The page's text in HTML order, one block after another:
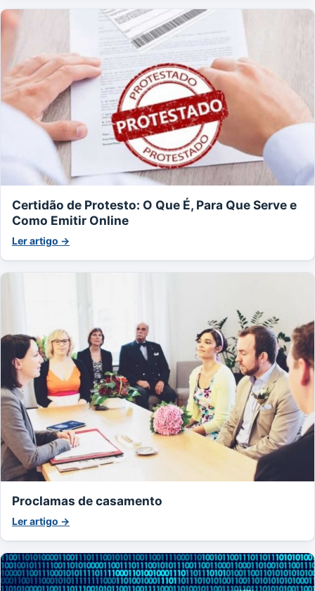
Certidão de Protesto: O Que É, Para Que Serve e
Como Emitir Online
Ler artigo →
Proclamas de casamento
Ler artigo →